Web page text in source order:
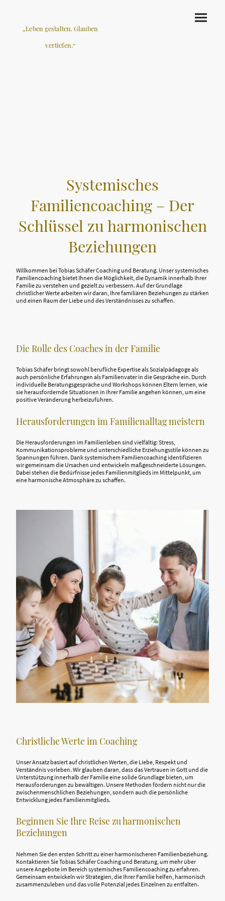
„Leben gestalten. Glauben
vertiefen.“
Systemisches
Familiencoaching – Der
Schlüssel zu harmonischen
Beziehungen
Willkommen bei Tobias Schäfer Coaching und Beratung. Unser systemisches
Familiencoaching bietet Ihnen die Möglichkeit, die Dynamik innerhalb Ihrer
Familie zu verstehen und gezielt zu verbessern. Auf der Grundlage
christlicher Werte arbeiten wir daran, Ihre familiären Beziehungen zu stärken
und einen Raum der Liebe und des Verständnisses zu schaffen.
Die Rolle des Coaches in der Familie
Tobias Schäfer bringt sowohl berufliche Expertise als Sozialpädagoge als
auch persönliche Erfahrungen als Familienvater in die Gespräche ein. Durch
individuelle Beratungsgespräche und Workshops können Eltern lernen, wie
sie herausfordernde Situationen in ihrer Familie angehen können, um eine
positive Veränderung herbeizuführen.
Herausforderungen im Familienalltag meistern
Die Herausforderungen im Familienleben sind vielfältig: Stress,
Kommunikationsprobleme und unterschiedliche Erziehungsstile können zu
Spannungen führen. Dank systemischem Familiencoaching identifizieren
wir gemeinsam die Ursachen und entwickeln maßgeschneiderte Lösungen.
Dabei stehen die Bedürfnisse jedes Familienmitglieds im Mittelpunkt, um
eine harmonische Atmosphäre zu schaffen.
Christliche Werte im Coaching
Unser Ansatz basiert auf christlichen Werten, die Liebe, Respekt und
Verständnis vorleben. Wir glauben daran, dass das Vertrauen in Gott und die
Unterstützung innerhalb der Familie eine solide Grundlage bieten, um
Herausforderungen zu bewältigen. Unsere Methoden fördern nicht nur die
zwischenmenschlichen Beziehungen, sondern auch die persönliche
Entwicklung jedes Familienmitglieds.
Beginnen Sie Ihre Reise zu harmonischen
Beziehungen
Nehmen Sie den ersten Schritt zu einer harmonischeren Familienbeziehung.
Kontaktieren Sie Tobias Schäfer Coaching und Beratung, um mehr über
unsere Angebote im Bereich systemisches Familiencoaching zu erfahren.
Gemeinsam entwickeln wir Strategien, die Ihrer Familie helfen, harmonisch
zusammenzuleben und das volle Potenzial jedes Einzelnen zu entfalten.